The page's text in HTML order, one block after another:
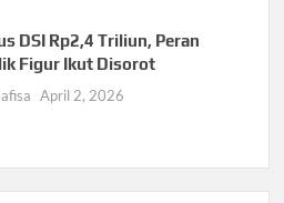
DSI Rp2,4 Triliun, Peran
Figur Ikut Disorot
April 2, 2026